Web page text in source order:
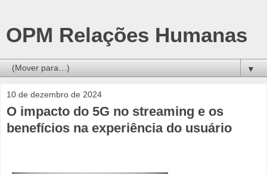
OPM Relações Humanas
▼
10 de dezembro de 2024
O impacto do 5G no streaming e os
benefícios na experiência do usuário